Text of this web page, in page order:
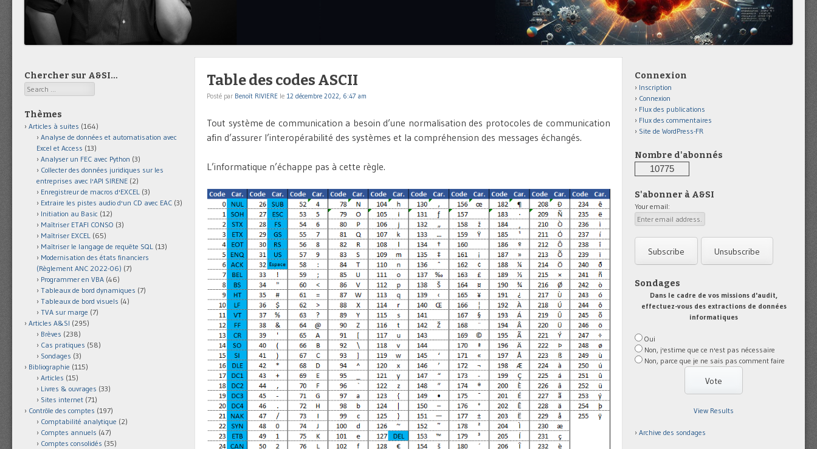
Table des codes ASCII
Posté par Benoît RIVIERE le 12 décembre 2022, 6:47 am
Tout système de communication a besoin d’une normalisation des protocoles de communication
afin d’assurer l’interopérabilité des systèmes et la compréhension des messages échangés.
L’informatique n’échappe pas à cette règle.
Chercher sur A&SI…
Search
Thèmes
Articles à suites (164)
Analyse de données et automatisation avec
Excel et Access (13)
Analyser un FEC avec Python (3)
Collecter des données juridiques sur les
entreprises avec l'API SIRENE (2)
Enregistreur de macros d'EXCEL (3)
Extraire les pistes audio d'un CD avec EAC (3)
Initiation au Basic (12)
Maîtriser ETAFI CONSO (3)
Maîtriser EXCEL (65)
Maîtriser le langage de requête SQL (13)
Modernisation des états financiers
(Règlement ANC 2022-06) (7)
Programmer en VBA (46)
Tableaux de bord dynamiques (7)
Tableaux de bord visuels (4)
TVA sur marge (7)
Articles A&SI (295)
Brèves (238)
Cas pratiques (58)
Sondages (3)
Bibliographie (115)
Articles (15)
Livres & ouvrages (33)
Sites internet (71)
Contrôle des comptes (197)
Comptabilité analytique (2)
Comptes annuels (47)
Comptes consolidés (35)
Connexion
Inscription
Connexion
Flux des publications
Flux des commentaires
Site de WordPress-FR
Nombre d'abonnés
10775
S'abonner à A&SI
Your email:
Sondages
Dans le cadre de vos missions d'audit,
effectuez-vous des extractions de données
informatiques
Oui
Non, j'estime que ce n'est pas nécessaire
Non, parce que je ne sais pas comment faire
View Results
Archive des sondages